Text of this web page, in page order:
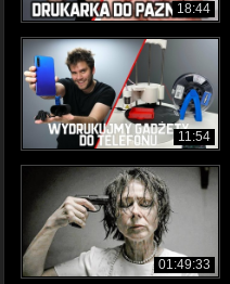
18:44
11:54
01:49:33